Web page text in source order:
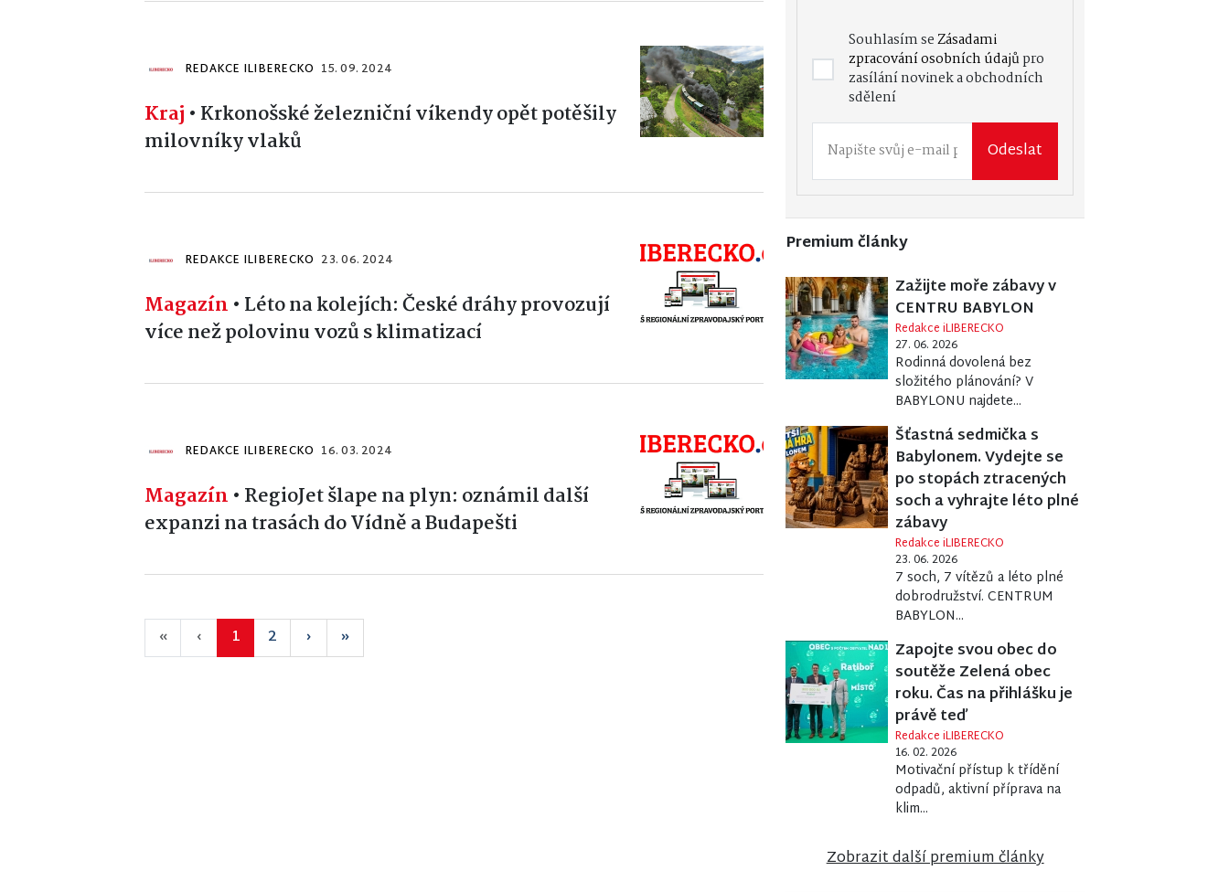
REDAKCE ILIBERECKO 15. 09. 2024
Kraj • Krkonošské železniční víkendy opět potěšily
milovníky vlaků
REDAKCE ILIBERECKO 23. 06. 2024
Magazín • Léto na kolejích: České dráhy provozují
více než polovinu vozů s klimatizací
REDAKCE ILIBERECKO 16. 03. 2024
Magazín • RegioJet šlape na plyn: oznámil další
expanzi na trasách do Vídně a Budapešti
« ‹ 1 2 › »
Souhlasím seZásadami
zpracování osobních údajůpro
zasílání novinek a obchodních
sdělení
Odeslat
Premium články
Zažijte moře zábavy v
CENTRU BABYLON
Redakce iLIBERECKO
27. 06. 2026
Rodinná dovolená bez
složitého plánování? V
BABYLONU najdete...
Šťastná sedmička s
Babylonem. Vydejte se
po stopách ztracených
soch a vyhrajte léto plné
zábavy
Redakce iLIBERECKO
23. 06. 2026
7 soch, 7 vítězů a léto plné
dobrodružství. CENTRUM
BABYLON...
Zapojte svou obec do
soutěže Zelená obec
roku. Čas na přihlášku je
právě teď
Redakce iLIBERECKO
16. 02. 2026
Motivační přístup k třídění
odpadů, aktivní příprava na
klim...
Zobrazit další premium články